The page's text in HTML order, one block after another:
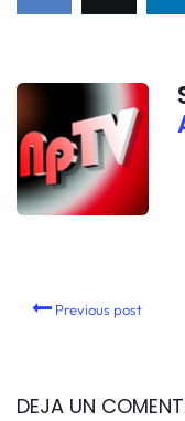
Previous post
DEJA UN